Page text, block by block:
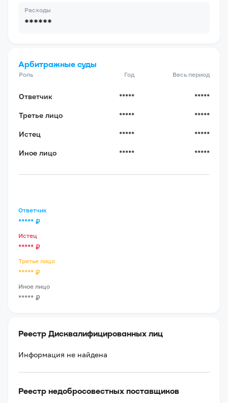
Расходы
******
Арбитражные суды
Роль Год Весь период
Ответчик ***** *****
Третье лицо ***** *****
Истец ***** *****
Иное лицо ***** *****
Ответчик
***** ₽
Истец
***** ₽
Третье лицо
***** ₽
Иное лицо
***** ₽
Реестр Дисквалифицированных лиц
Информация не найдена
Реестр недобросовестных поставщиков